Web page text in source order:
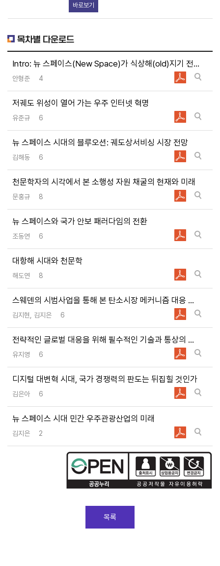
형"조건에 따라 이용할 것을 동의합니다.
거나 과학기술정책연구원에서 제시한 이용조건을 이행하지
동의합니다.
바로보기
목차별 다운로드
Intro: 뉴 스페이스(New Space)가 식상해(old)지기 전에
안형준 4
저궤도 위성이 열어 가는 우주 인터넷 혁명
유준규 6
뉴 스페이스 시대의 블루오션: 궤도상서비싱 시장 전망
김해동 6
천문학자의 시각에서 본 소행성 자원 채굴의 현재와 미래
문홍규 8
뉴 스페이스와 국가 안보 패러다임의 전환
조동연 6
대항해 시대와 천문학
해도연 8
스웨덴의 시범사업을 통해 본 탄소시장 메커니즘 대응 방안
김지현, 김지은 6
전략적인 글로벌 대응을 위해 필수적인 기술과 통상의 정책 컬래버레이션
유지영 6
디지털 대변혁 시대, 국가 경쟁력의 판도는 뒤집힐 것인가
김은아 6
뉴 스페이스 시대 민간 우주관광산업의 미래
김지은 2
목록